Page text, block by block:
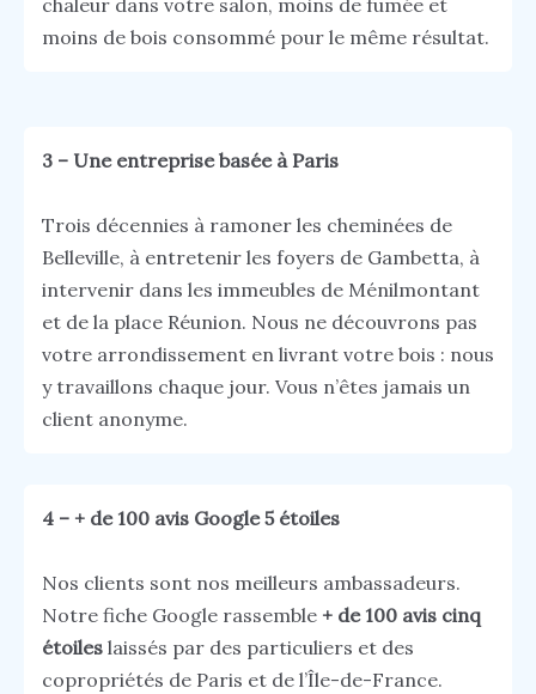
chaleur dans votre salon, moins de fumée et
moins de bois consommé pour le même résultat.
3 – Une entreprise basée à Paris
Trois décennies à ramoner les cheminées de
Belleville, à entretenir les foyers de Gambetta, à
intervenir dans les immeubles de Ménilmontant
et de la place Réunion. Nous ne découvrons pas
votre arrondissement en livrant votre bois : nous
y travaillons chaque jour. Vous n’êtes jamais un
client anonyme.
4 – + de 100 avis Google 5 étoiles
Nos clients sont nos meilleurs ambassadeurs.
Notre fiche Google rassemble + de 100 avis cinq
étoiles laissés par des particuliers et des
copropriétés de Paris et de l’Île-de-France.